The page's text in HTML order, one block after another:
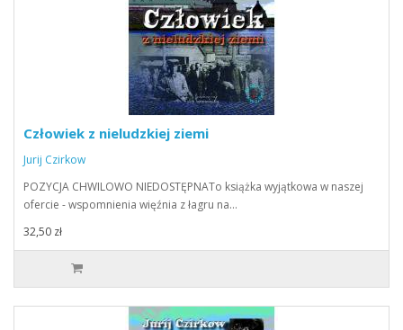
Człowiek z nieludzkiej ziemi
Jurij Czirkow
POZYCJA CHWILOWO NIEDOSTĘPNATo książka wyjątkowa w naszej
ofercie - wspomnienia więźnia z łagru na…
32,50 zł